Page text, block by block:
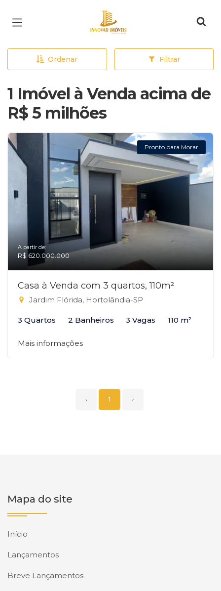
Página inicial
Ordenar Filtrar
1 Imóvel à Venda acima de
R$ 5 milhões
Pronto para Morar
A partir de:
R$ 620.000.000
Casa à Venda com 3 quartos, 110m²
Jardim Flórida, Hortolândia-SP
3 Quartos 2 Banheiros 3 Vagas 110 m²
Mais informações
‹ 1 ›
Mapa do site
Início
Lançamentos
Breve Lançamentos